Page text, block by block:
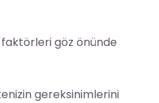
faktörleri göz önünde
gereksinimlerini